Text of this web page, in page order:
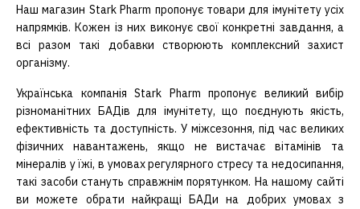
Наш магазин Stark Pharm пропонує товари для імунітету усіх
напрямків. Кожен із них виконує свої конкретні завдання, а
всі разом такі добавки створюють комплексний захист
організму.
Українська компанія Stark Pharm пропонує великий вибір
різноманітних БАДів для імунітету, що поєднують якість,
ефективність та доступність. У міжсезоння, під час великих
фізичних навантажень, якщо не вистачає вітамінів та
мінералів у їжі, в умовах регулярного стресу та недосипання,
такі засоби стануть справжнім порятунком. На нашому сайті
ви можете обрати найкращі БАДи на добрих умовах з